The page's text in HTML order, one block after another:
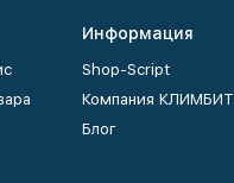
Информация
Shop-Script
Компания КЛИМБИТ
Блог